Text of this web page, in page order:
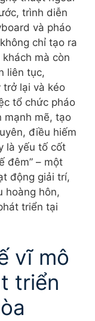
trình diễn
và pháo
chỉ tạo ra
mà còn
liên tục,
trở lại và kéo
tổ chức pháo
mạnh mẽ, tạo
điều hiếm
là yếu tố cốt
đêm” – một
động giải trí,
hoàng hôn,
triển tại
vĩ mô
triển